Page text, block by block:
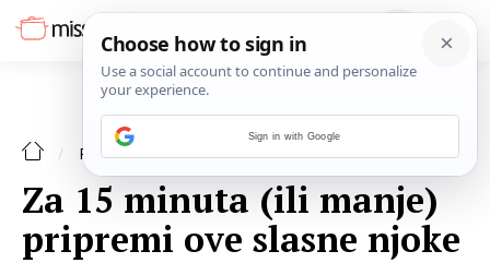
RECEPTI TJESTENINA
Za 15 minuta (ili manje)
pripremi ove slasne njoke
Sign in with Google